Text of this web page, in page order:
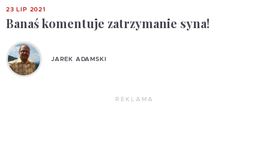
23 LIP 2021
Banaś komentuje zatrzymanie syna!
JAREK ADAMSKI
REKLAMA